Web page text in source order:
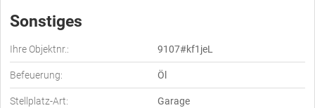
Sonstiges
Ihre Objektnr.: 9107#kf1jeL
Befeuerung: Öl
Stellplatz-Art: Garage